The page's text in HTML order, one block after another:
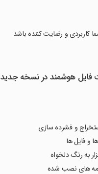
کاربردی و رضایت کننده باشد
فایل هوشمند در نسخه جدید
و فایل ها
به رنگ دلخواه